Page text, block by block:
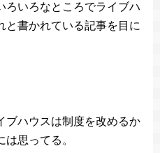
ろいろなところでライブハ
と書かれている記事を目に
ブハウスは制度を改めるか
思ってる。